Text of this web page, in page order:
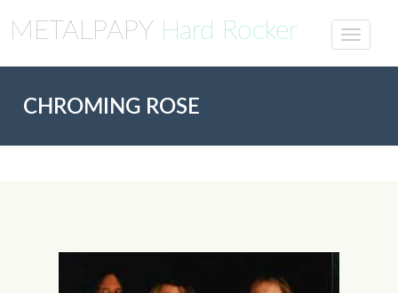
METALPAPY Hard Rocker
CHROMING ROSE